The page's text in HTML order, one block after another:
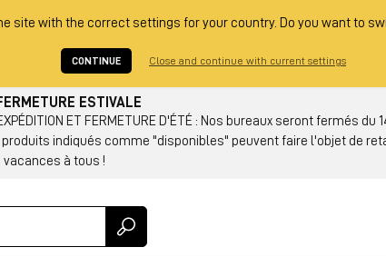
site with the correct settings for your country. Do you want to
CONTINUE Close and continue with current settings
ESTIVALE
ET FERMETURE D'ÉTÉ : Nos bureaux seront fermés
indiqués comme "disponibles" peuvent faire l'objet de
à tous !